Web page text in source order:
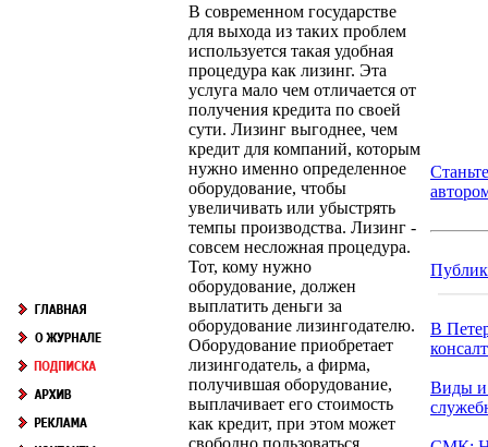
В современном государстве
для выхода из таких проблем
используется такая удобная
процедура как лизинг. Эта
услуга мало чем отличается от
получения кредита по своей
сути. Лизинг выгоднее, чем
кредит для компаний, которым
нужно именно определенное
оборудование, чтобы
увеличивать или убыстрять
темпы производства. Лизинг -
совсем несложная процедура.
Тот, кому нужно
оборудование, должен
выплатить деньги за
оборудование лизингодателю.
Оборудование приобретает
лизингодатель, а фирма,
получившая оборудование,
выплачивает его стоимость
как кредит, при этом может
свободно пользоваться
В
Виды и